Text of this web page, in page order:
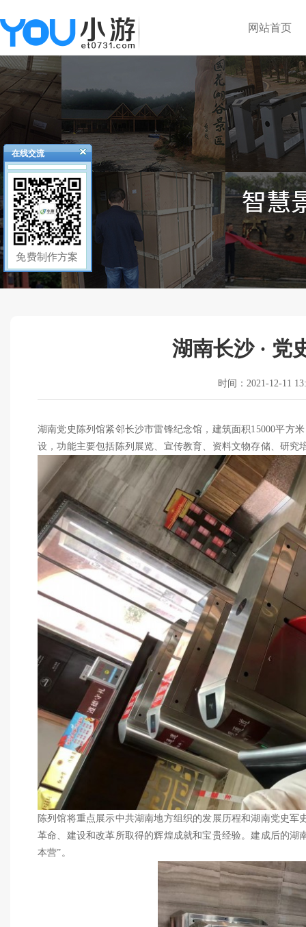
网站首页
湖南长沙 · 党
时间：2021-12-11
湖南党史陈列馆紧邻长沙市雷锋纪念馆，建筑面积15000平方
设，功能主要包括陈列展览、宣传教育、资料文物存储、研究
陈列馆将重点展示中共湖南地方组织的发展历程和湖南党史
革命、建设和改革所取得的辉煌成就和宝贵经验。建成后的湖
本营”。
在线交流
免费制作方案